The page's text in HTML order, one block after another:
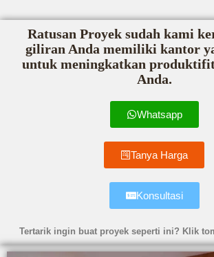
Ratusan Proyek sudah kami
giliran Anda memiliki kantor
untuk meningkatkan
Anda.
Whatsapp
Tanya Harga
Konsultasi
Tertarik ingin buat proyek seperti ini? Klik